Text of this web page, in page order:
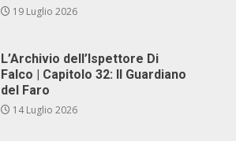
19 Luglio 2026
L’Archivio dell’Ispettore Di
Falco | Capitolo 32: Il Guardiano
del Faro
14 Luglio 2026